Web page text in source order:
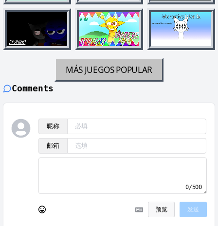
MÁS JUEGOSPOPULAR
Comments
昵称
邮箱
0/500
预览 发送